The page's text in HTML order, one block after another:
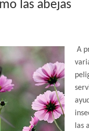
las abejas
A
las